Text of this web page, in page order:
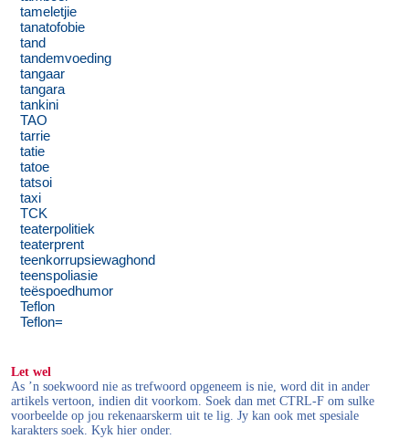
tameletjie
tanatofobie
tand
tandemvoeding
tangaar
tangara
tankini
TAO
tarrie
tatie
tatoe
tatsoi
taxi
TCK
teaterpolitiek
teaterprent
teenkorrupsiewaghond
teenspoliasie
teëspoedhumor
Teflon
Teflon=
Let wel
As ’n soekwoord nie as trefwoord opgeneem is nie, word dit in ander
artikels vertoon, indien dit voorkom. Soek dan met CTRL-F om sulke
voorbeelde op jou rekenaarskerm uit te lig. Jy kan ook met spesiale
karakters soek. Kyk hier onder.